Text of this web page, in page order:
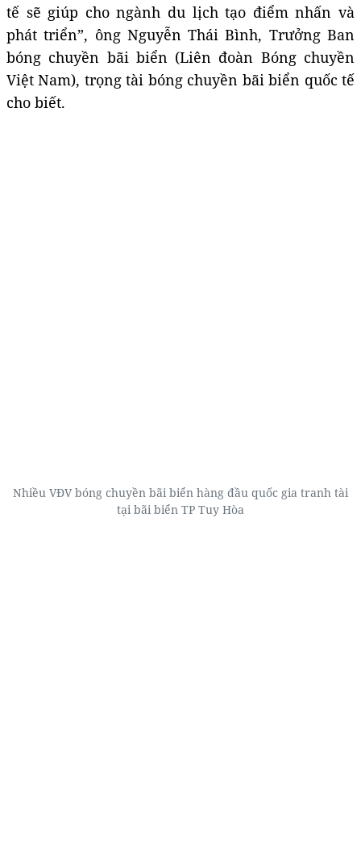
tế sẽ giúp cho ngành du lịch tạo điểm nhấn và
phát triển”, ông Nguyễn Thái Bình, Trưởng Ban
bóng chuyền bãi biển (Liên đoàn Bóng chuyền
Việt Nam), trọng tài bóng chuyền bãi biển quốc tế
cho biết.
Nhiều VĐV bóng chuyền bãi biển hàng đầu quốc gia tranh tài
tại bãi biển TP Tuy Hòa